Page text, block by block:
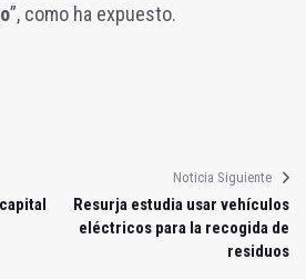
”, como ha expuesto.
Noticia Siguiente
Resurja estudia usar vehículos
eléctricos para la recogida de
residuos